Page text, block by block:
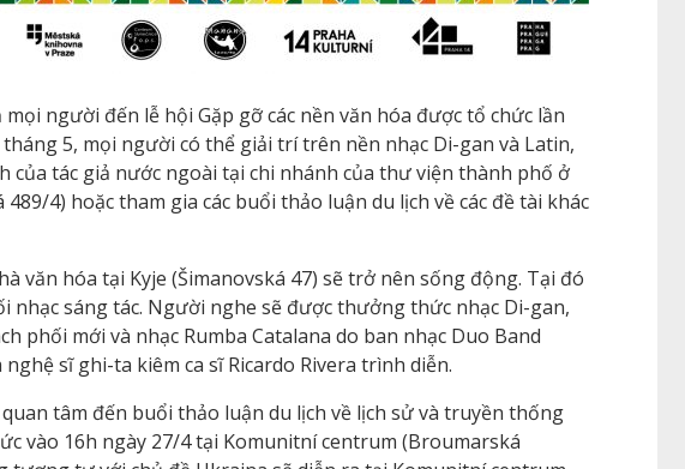
người đến lễ hội Gặp gỡ các nền văn hóa được tổ chức lần
5, mọi người có thể giải trí trên nền nhạc Di-gan và Latin,
của tác giả nước ngoài tại chi nhánh của thư viện thành phố ở
4) hoặc tham gia các buổi thảo luận du lịch về các đề tài khác
văn hóa tại Kyje (Šimanovská 47) sẽ trở nên sống động. Tại đó
nhạc sáng tác. Người nghe sẽ được thưởng thức nhạc Di-gan,
phối mới và nhạc Rumba Catalana do ban nhạc Duo Band
nghệ sĩ ghi-ta kiêm ca sĩ Ricardo Rivera trình diễn.
tâm đến buổi thảo luận du lịch về lịch sử và truyền thống
vào 16h ngày 27/4 tại Komunitní centrum (Broumarská